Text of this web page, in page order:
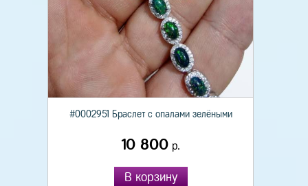
#0002951 Браслет с опалами зелёными
10 800 р.
В корзину